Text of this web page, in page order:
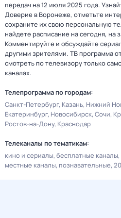
передач на 12 июля 2025 года.
Доверие в Воронеже, отметьте
сохраните их свою персональную
найдете расписание на сегодня, на
Комментируйте и обсуждайте
другими зрителями. ТВ программа
смотреть по телевизору только
каналах.
Телепрограмма по городам:
Санкт-Петербург Казань Нижний
Екатеринбург Новосибирск Сочи
Ростов-на-Дону Краснодар
Телеканалы по тематикам:
кино и сериалы бесплатные каналы
местные каналы познавательные